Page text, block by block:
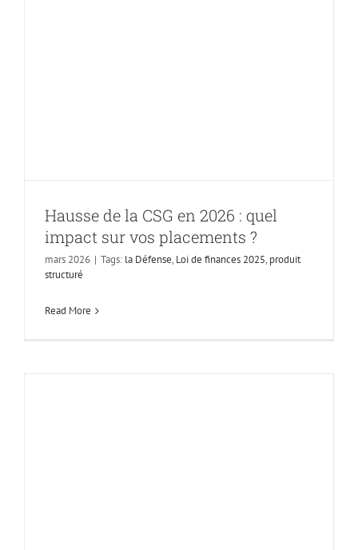
Hausse de la CSG en 2026 : quel
impact sur vos placements ?
mars 2026 | Tags: la Défense, Loi de finances 2025, produit
structuré
Read More